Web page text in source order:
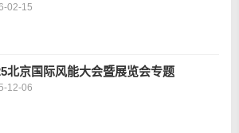
02-15
北京国际风能大会暨展览会专题
12-06